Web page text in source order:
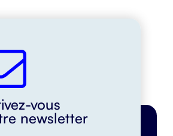
vous
newsletter